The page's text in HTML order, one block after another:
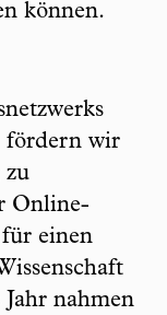
können.
fördern wir
zu
Online-
einen
nahmen